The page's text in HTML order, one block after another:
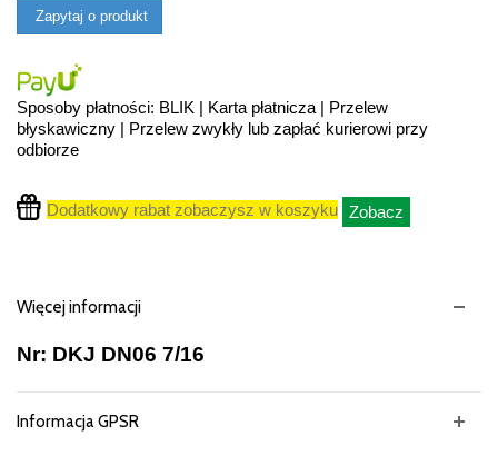
Zapytaj o produkt
Sposoby płatności: BLIK | Karta płatnicza | Przelew
błyskawiczny | Przelew zwykły lub zapłać kurierowi przy
odbiorze
Dodatkowy rabat zobaczysz w koszyku Zobacz
Więcej informacji
Nr: DKJ DN06 7/16
Informacja GPSR